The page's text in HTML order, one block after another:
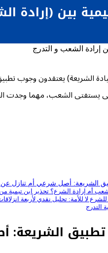
بين (إرادة
يعتقدون وجوب
يستفتى الشعب، مهما وجدت
الشريعة: أصل شرعي أم تنازل عن
أم إرادة الشرع؟ تحذير ابن تيمية من
للشرع لا للأمة: تحليل نقدي لأربعة
التدرج
الشريعة: